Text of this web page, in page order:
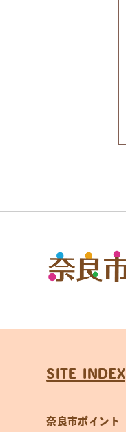
SITE INDEX
奈良市ポイント